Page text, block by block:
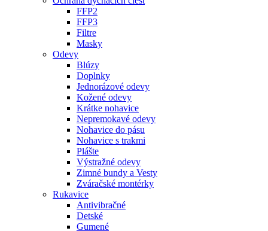
FFP2
FFP3
Filtre
Masky
Odevy
Blúzy
Doplnky
Jednorázové odevy
Kožené odevy
Krátke nohavice
Nepremokavé odevy
Nohavice do pásu
Nohavice s trakmi
Plášte
Výstražné odevy
Zimné bundy a Vesty
Zváračské montérky
Rukavice
Antivibračné
Detské
Gumené